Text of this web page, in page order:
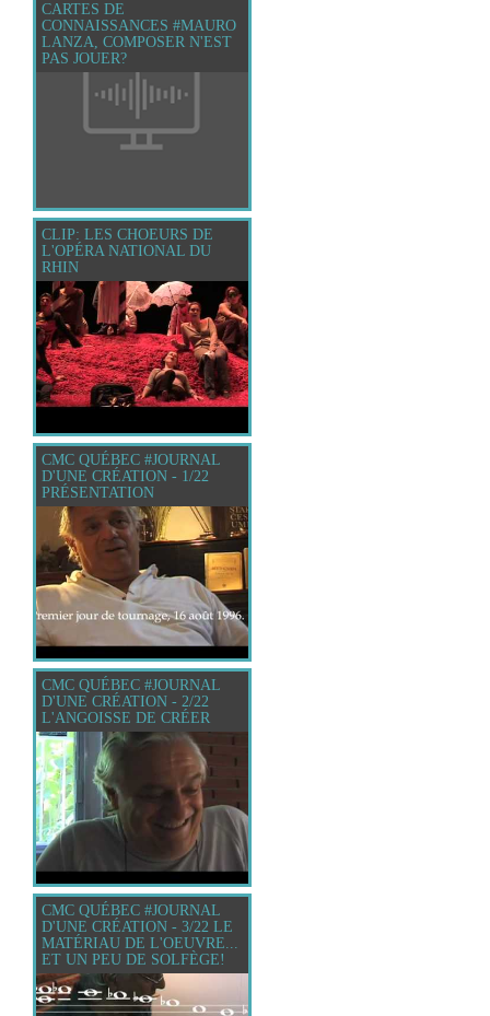
CARTES DE
CONNAISSANCES #MAURO
LANZA, COMPOSER N'EST
PAS JOUER?
CLIP: LES CHOEURS DE
L'OPÉRA NATIONAL DU
RHIN
CMC QUÉBEC #JOURNAL
D'UNE CRÉATION - 1/22
PRÉSENTATION
CMC QUÉBEC #JOURNAL
D'UNE CRÉATION - 2/22
L'ANGOISSE DE CRÉER
CMC QUÉBEC #JOURNAL
D'UNE CRÉATION - 3/22 LE
MATÉRIAU DE L'OEUVRE...
ET UN PEU DE SOLFÈGE!